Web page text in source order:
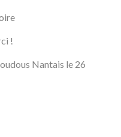
!
Nantais le 26